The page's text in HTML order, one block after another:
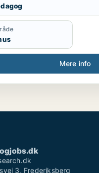
Mere info
3, Frederiksberg